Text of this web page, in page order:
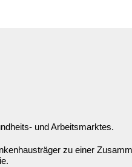
und Arbeitsmarktes.
zu einer